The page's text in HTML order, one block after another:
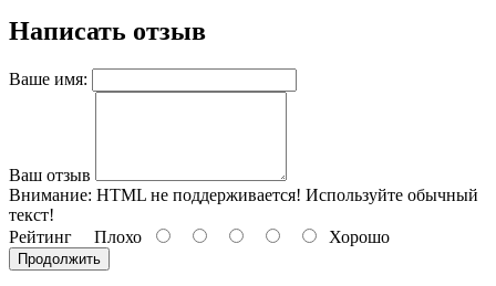
Написать отзыв
Ваше имя:
Ваш отзыв
Внимание: HTML не поддерживается! Используйте обычный
текст!
Рейтинг Плохо Хорошо
Продолжить